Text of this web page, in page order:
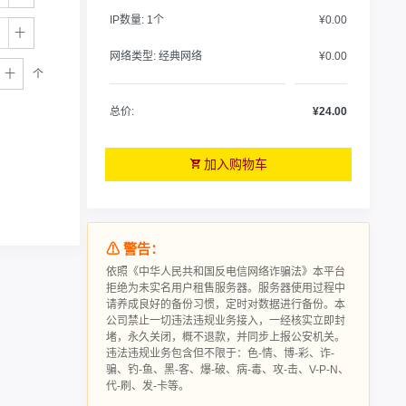
个
IP数量: 1个 ¥0.00
网络类型: 经典网络 ¥0.00
总价: ¥24.00
加入购物车
⚠ 警告：
依照《中华人民共和国反电信网络诈骗法》本平台
拒绝为未实名用户租售服务器。服务器使用过程中
请‮成养‬良好的备‮习份‬惯，定时对数据进行‮份备‬。本
公司禁止一切违法违规业务接入，一经核实立即封
堵，永久关闭，概不退款，并同步上报公安机关。
违法违规业务包含但不限于：色-情、博-彩、诈-
骗、钓-鱼、黑-客、爆-破、病-毒、攻-击、V-P-N、
代-刷、发-卡等。